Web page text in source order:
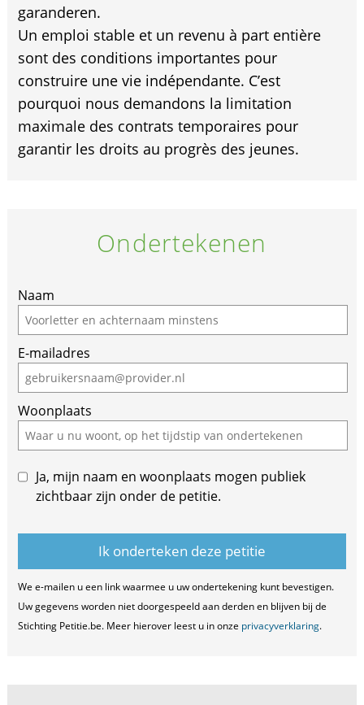
garanderen.
Un emploi stable et un revenu à part entière
sont des conditions importantes pour
construire une vie indépendante. C’est
pourquoi nous demandons la limitation
maximale des contrats temporaires pour
garantir les droits au progrès des jeunes.
Ondertekenen
Naam
E-mailadres
Woonplaats
Ja, mijn naam en woonplaats mogen publiek
zichtbaar zijn onder de petitie.
We e-mailen u een link waarmee u uw ondertekening kunt bevestigen.
Uw gegevens worden niet doorgespeeld aan derden en blijven bij de
Stichting Petitie.be. Meer hierover leest u in onze privacyverklaring.